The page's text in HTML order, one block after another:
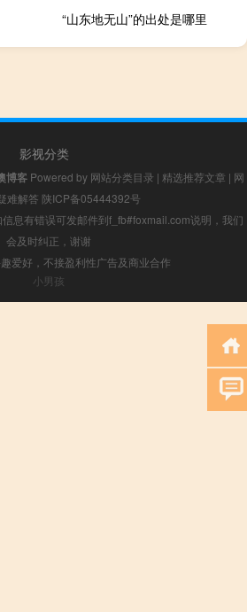
“山东地无山”的出处是哪里
影视分类
博客 Powered by 网站分类目录 | 精选推荐文章 | 网
难解答 陕ICP备05444392号
息有错误可发邮件到f_fb#foxmail.com说明，我们
会及时纠正，谢谢
爱好，不接盈利性广告及商业合作
小男孩